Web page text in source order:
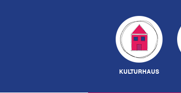
KULTURHAUS